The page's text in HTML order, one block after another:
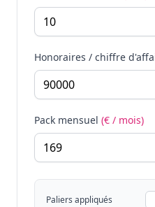
Honoraires / chiffre
Pack mensuel (€ / mois)
Paliers appliqués